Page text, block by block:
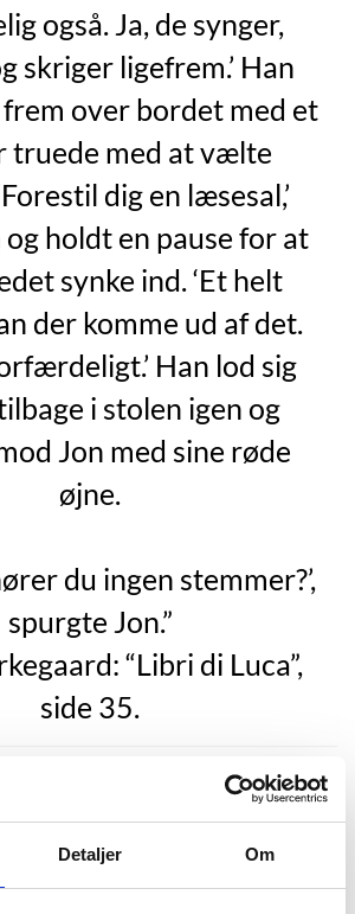
Detaljer Om
også. Ja, de synger,
skriger ligefrem.’ Han
over bordet med et
truede med at vælte
dig en læsesal,’
og holdt en pause for at
synke ind. ‘Et helt
der komme ud af det.
Han lod sig
i stolen igen og
Jon med sine røde
øjne.
du ingen stemmer?’,
spurgte Jon.”
“Libri di Luca”,
side 35.
debut
fra 2007 kan
en bibliofil krimi udi den
Det meste af romanens handling